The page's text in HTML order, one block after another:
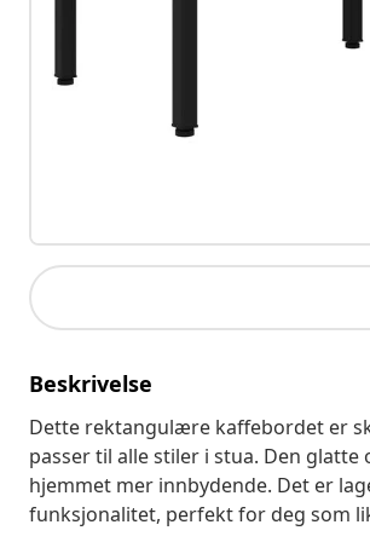
Beskrivelse
Dette rektangulære kaffebordet er
passer til alle stiler i stua. Den
hjemmet mer innbydende. Det er
funksjonalitet, perfekt for deg som